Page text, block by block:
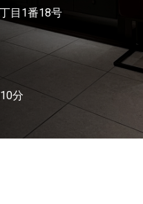
目1番18号
分